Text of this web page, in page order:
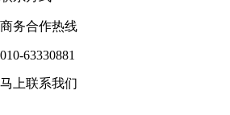
商务合作热线
010-63330881
马上联系我们